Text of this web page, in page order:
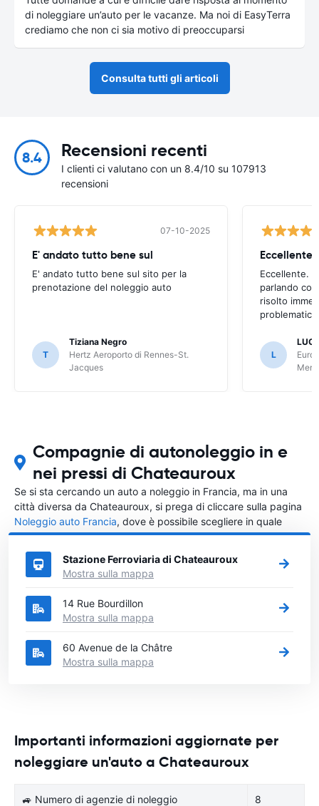
di noleggiare un’auto per le vacanze. Ma noi di EasyTerra
crediamo che non ci sia motivo di preoccuparsi
Consulta tutti gli articoli
8.4 Recensioni recenti
I clienti ci valutano con un 8.4/10 su 107913
recensioni
07-10-2025
E' andato tutto bene sul
E' andato tutto bene sul sito per la
prenotazione del noleggio auto
T
Tiziana Negro
Hertz Aeroporto di Rennes-St.
Jacques
Eccellente.
parlando
risolto
L
Compagnie di autonoleggio in e
nei pressi di Chateauroux
Se si sta cercando un auto a noleggio in Francia, ma in una
città diversa da Chateauroux, si prega di cliccare sulla pagina
Noleggio auto Francia, dove è possibile scegliere in quale
città in Francia si vuole noleggiare l'auto.
Stazione Ferroviaria di Chateauroux
Mostra sulla mappa
14 Rue Bourdillon
Mostra sulla mappa
60 Avenue de la Châtre
Mostra sulla mappa
Importanti informazioni aggiornate per
noleggiare un'auto a Chateauroux
🚙 Numero di agenzie di noleggio 8